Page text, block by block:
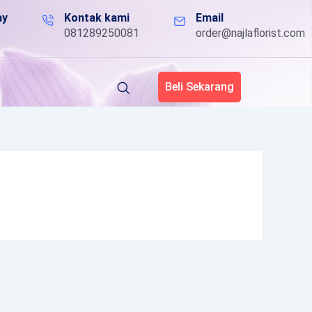
Kontak kami
081289250081
Email
order@najlaflorist.com
Beli Sekarang